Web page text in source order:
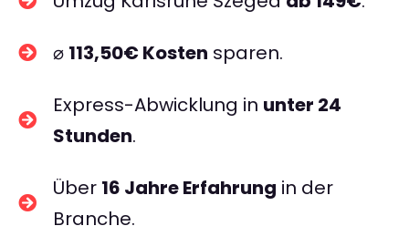
⌀ 113,50€ Kosten sparen.
Express-Abwicklung in unter 24
Stunden.
Über 16 Jahre Erfahrung in der
Branche.